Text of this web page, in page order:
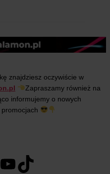
znajdziesz oczywiście w
Zapraszamy również na
informujemy o nowych
YouTube TikTok